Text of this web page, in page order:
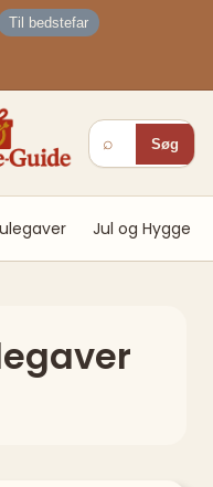
Til bedstefar
⌕ Søg
Jul og Hygge